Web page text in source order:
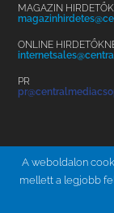
MAGAZIN
ONLINE
PR
A weboldalon
mellett a legjobb